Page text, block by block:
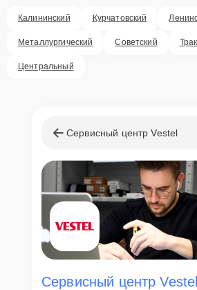
Калининский Курчатовский
Металлургический Советский
Центральный
Сервисный центр Vestel
Сервисный центр Vestel